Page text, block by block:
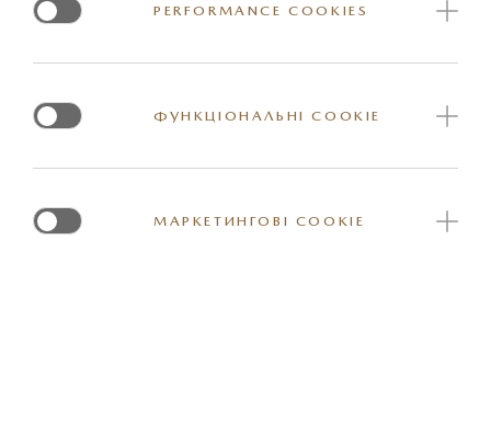
PERFORMANCE COOKIES
ФУНКЦІОНАЛЬНІ COOKIE
МАРКЕТИНГОВІ COOKIE